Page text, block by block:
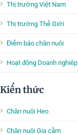
Thị trường Việt Nam
Thị trường Thế Giới
Điểm báo chăn nuôi
Hoạt động Doanh nghiệp
Kiến thức
Chăn nuôi Heo
Chăn nuôi Gia cầm